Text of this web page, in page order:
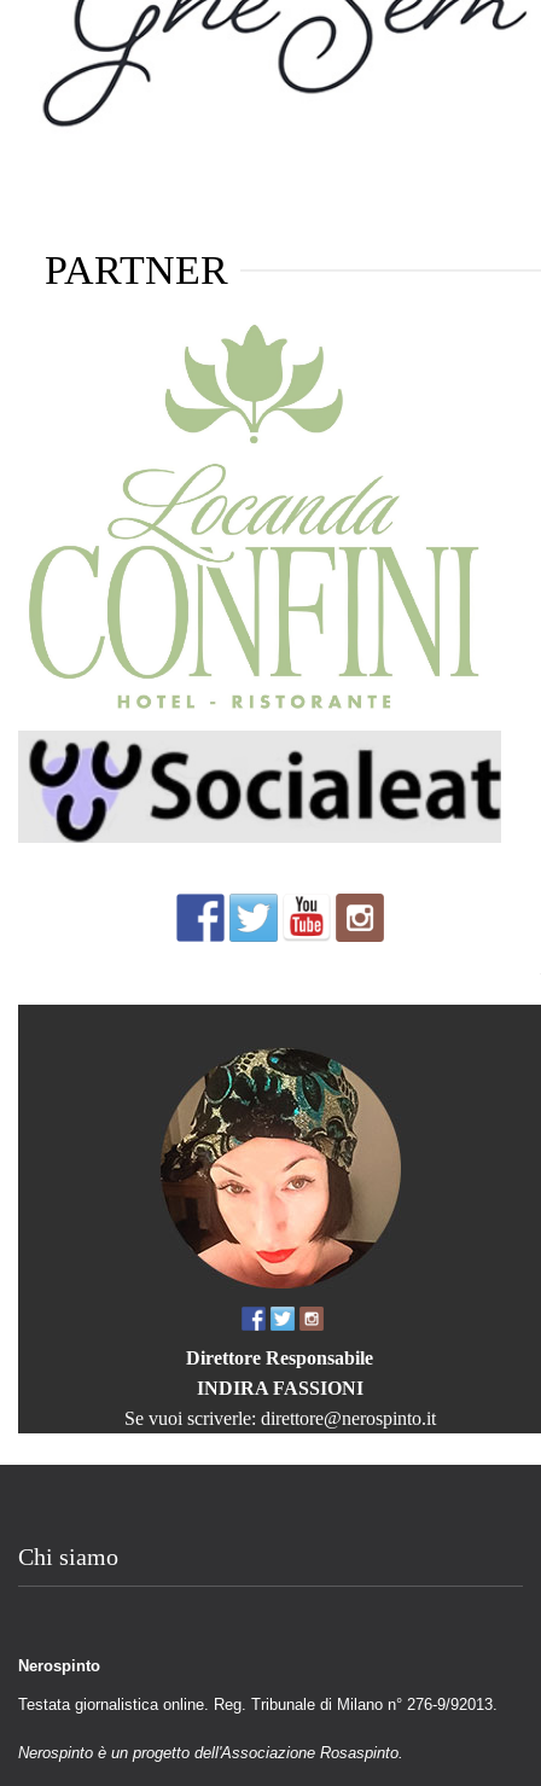
PARTNER
Direttore Responsabile
INDIRA FASSIONI
Se vuoi scriverle: direttore@nerospinto.it
Chi siamo
Nerospinto
Testata giornalistica online. Reg. Tribunale di Milano n° 276-9/92013.
Nerospinto è un progetto dell'Associazione Rosaspinto.